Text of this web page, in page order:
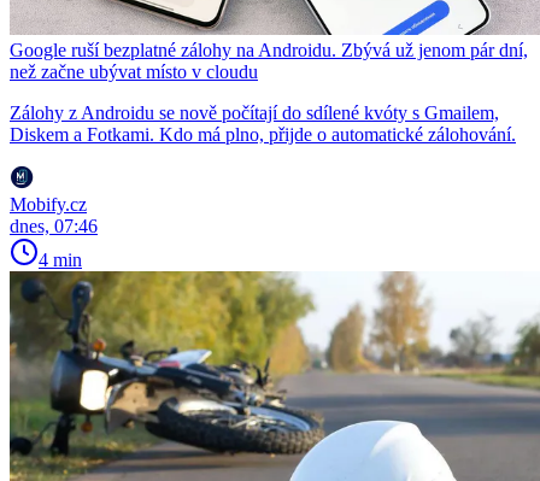
Google ruší bezplatné zálohy na Androidu. Zbývá už jenom pár dní,
než začne ubývat místo v cloudu
Zálohy z Androidu se nově počítají do sdílené kvóty s Gmailem,
Diskem a Fotkami. Kdo má plno, přijde o automatické zálohování.
Mobify.cz
dnes, 07:46
4 min